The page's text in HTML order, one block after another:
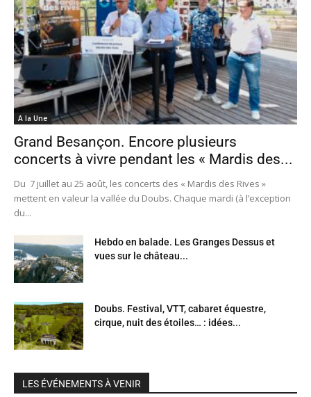
A la Une
Grand Besançon. Encore plusieurs
concerts à vivre pendant les « Mardis des...
Du 7 juillet au 25 août, les concerts des « Mardis des Rives »
mettent en valeur la vallée du Doubs. Chaque mardi (à l’exception
du...
Hebdo en balade. Les Granges Dessus et
vues sur le château...
Doubs. Festival, VTT, cabaret équestre,
cirque, nuit des étoiles… : idées...
LES ÉVÉNEMENTS À VENIR